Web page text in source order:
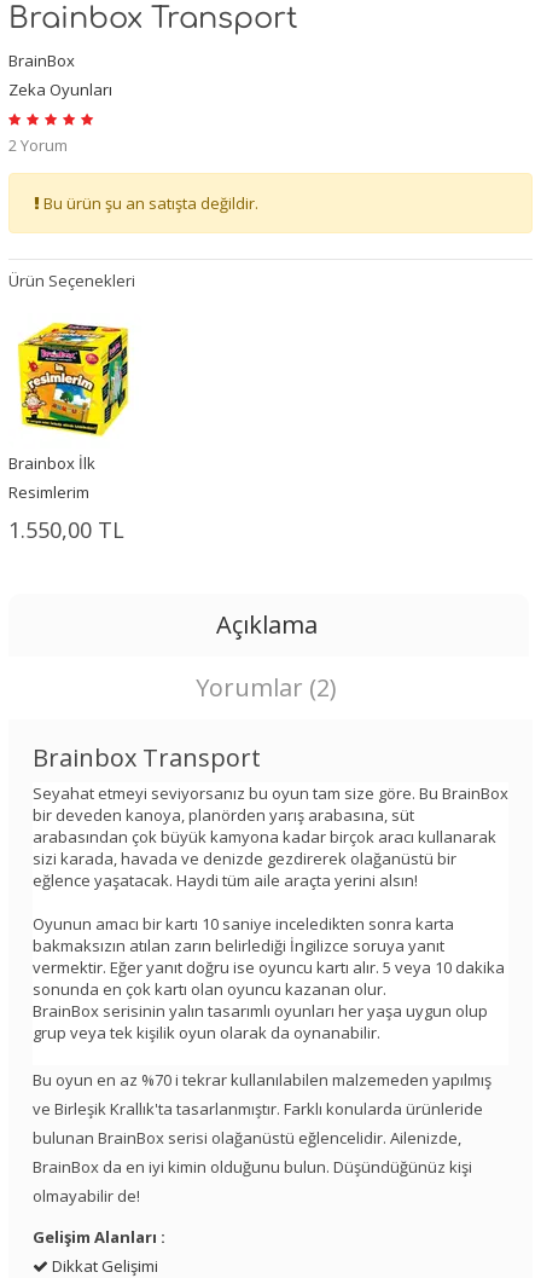
Brainbox Transport
BrainBox
Zeka Oyunları
2 Yorum
Bu ürün şu an satışta değildir.
Ürün Seçenekleri
Brainbox İlk
Resimlerim
1.550,00 TL
Açıklama
Yorumlar (2)
Brainbox Transport
Seyahat etmeyi seviyorsanız bu oyun tam size göre. Bu BrainBox
bir deveden kanoya, planörden yarış arabasına, süt
arabasından çok büyük kamyona kadar birçok aracı kullanarak
sizi karada, havada ve denizde gezdirerek olağanüstü bir
eğlence yaşatacak. Haydi tüm aile araçta yerini alsın!
Oyunun amacı bir kartı 10 saniye inceledikten sonra karta
bakmaksızın atılan zarın belirlediği İngilizce soruya yanıt
vermektir. Eğer yanıt doğru ise oyuncu kartı alır. 5 veya 10 dakika
sonunda en çok kartı olan oyuncu kazanan olur.
BrainBox serisinin yalın tasarımlı oyunları her yaşa uygun olup
grup veya tek kişilik oyun olarak da oynanabilir.
Bu oyun en az %70 i tekrar kullanılabilen malzemeden yapılmış
ve Birleşik Krallık'ta tasarlanmıştır. Farklı konularda ürünleride
bulunan BrainBox serisi olağanüstü eğlencelidir. Ailenizde,
BrainBox da en iyi kimin olduğunu bulun. Düşündüğünüz kişi
olmayabilir de!
Gelişim Alanları :
Dikkat Gelişimi